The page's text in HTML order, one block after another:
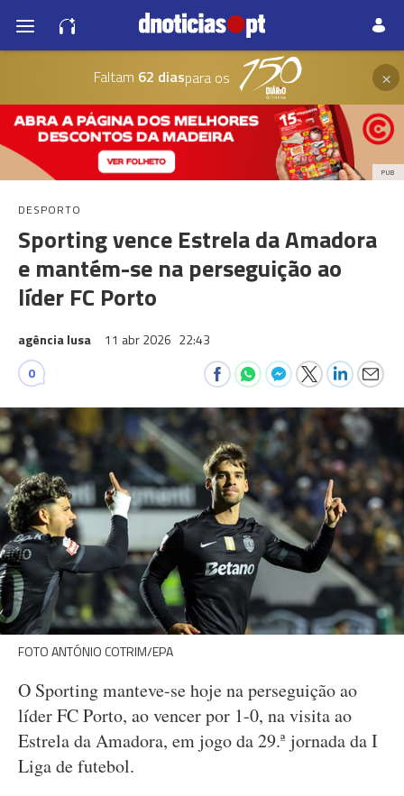
Faltam 62 diaspara os ×
PUB
DESPORTO
Sporting vence Estrela da Amadora
e mantém-se na perseguição ao
líder FC Porto
agência lusa 11 abr 2026 22:43
0
FOTO ANTÓNIO COTRIM/EPA
O Sporting manteve-se hoje na perseguição ao
líder FC Porto, ao vencer por 1-0, na visita ao
Estrela da Amadora, em jogo da 29.ª jornada da I
Liga de futebol.